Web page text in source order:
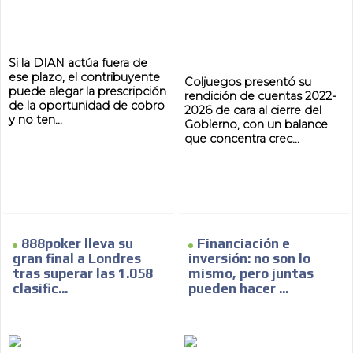
Si la DIAN actúa fuera de
ese plazo, el contribuyente
puede alegar la prescripción
de la oportunidad de cobro
y no ten...
Coljuegos presentó su
rendición de cuentas 2022-
2026 de cara al cierre del
Gobierno, con un balance
que concentra crec...
888poker lleva su
gran final a Londres
tras superar las 1.058
clasific...
Financiación e
inversión: no son lo
mismo, pero juntas
pueden hacer ...